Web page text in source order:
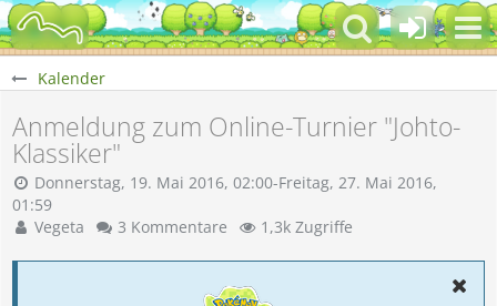
Kalender
Anmeldung zum Online-Turnier "Johto-
Klassiker"
Donnerstag, 19. Mai 2016, 02:00-Freitag, 27. Mai 2016,
01:59
Vegeta
3 Kommentare 1,3k Zugriffe